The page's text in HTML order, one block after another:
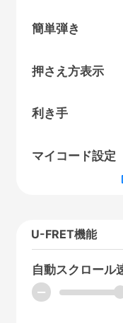
簡単弾き
押さえ方表示
利き手
マイコード設定
U-FRET機能
自動スクロール
ー